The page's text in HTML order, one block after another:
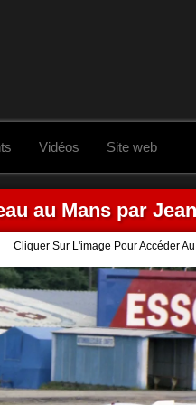
Vidéos Site web
au Mans par
Cliquer Sur L'image Pour Accéder